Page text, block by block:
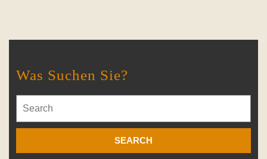
Was Suchen Sie?
for: